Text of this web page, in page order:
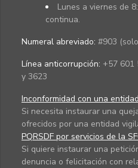
Lunes a viernes de
continua.
Numeral abreviado: #903
Línea anticorrupción: +57 601
y 3623
Inconformidad con una
Si necesita instaurar una
ofrecidos por una entidad
PQRSDF por servicios de la
Si quiere instaurar una
denuncia o felicitación con